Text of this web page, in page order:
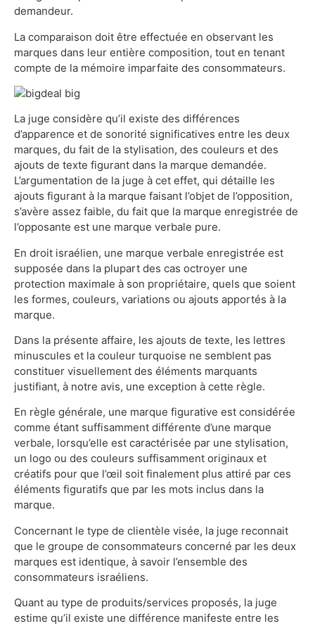
demandeur.
La comparaison doit être effectuée en observant les
marques dans leur entière composition, tout en tenant
compte de la mémoire imparfaite des consommateurs.
La juge considère qu’il existe des différences
d’apparence et de sonorité significatives entre les deux
marques, du fait de la stylisation, des couleurs et des
ajouts de texte figurant dans la marque demandée.
L’argumentation de la juge à cet effet, qui détaille les
ajouts figurant à la marque faisant l’objet de l’opposition,
s’avère assez faible, du fait que la marque enregistrée de
l’opposante est une marque verbale pure.
En droit israélien, une marque verbale enregistrée est
supposée dans la plupart des cas octroyer une
protection maximale à son propriétaire, quels que soient
les formes, couleurs, variations ou ajouts apportés à la
marque.
Dans la présente affaire, les ajouts de texte, les lettres
minuscules et la couleur turquoise ne semblent pas
constituer visuellement des éléments marquants
justifiant, à notre avis, une exception à cette règle.
En règle générale, une marque figurative est considérée
comme étant suffisamment différente d’une marque
verbale, lorsqu’elle est caractérisée par une stylisation,
un logo ou des couleurs suffisamment originaux et
créatifs pour que l’œil soit finalement plus attiré par ces
éléments figuratifs que par les mots inclus dans la
marque.
Concernant le type de clientèle visée, la juge reconnait
que le groupe de consommateurs concerné par les deux
marques est identique, à savoir l’ensemble des
consommateurs israéliens.
Quant au type de produits/services proposés, la juge
estime qu’il existe une différence manifeste entre les